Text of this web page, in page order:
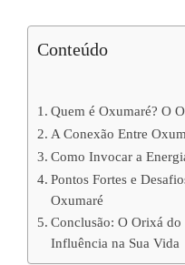
Conteúdo
Quem é Oxumaré? O
A Conexão Entre
Como Invocar a
Pontos Fortes e
Oxumaré
Conclusão: O Orixá do
Influência na Sua Vida